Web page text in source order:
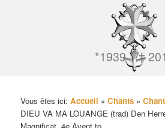
*1939 – †
Vous êtes ici:Accueil »Chants »
DIEU VA MA LOUANGE (trad) Den